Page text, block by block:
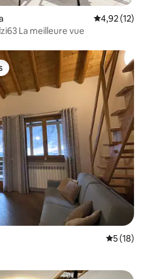
Note
4,92 (12)
La meilleure vue
Note
5 (18)